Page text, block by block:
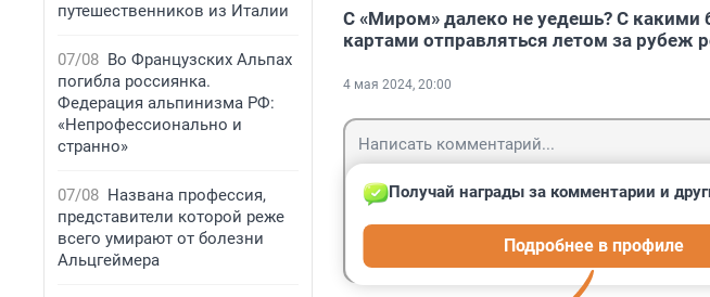
путешественников из Италии
07/08 Во Французских Альпах
погибла россиянка.
Федерация альпинизма РФ:
«Непрофессионально и
странно»
07/08 Названа профессия,
представители которой реже
всего умирают от болезни
Альцгеймера
C «Миром» далеко не уедешь? С какими
картами отправляться летом за рубеж
4 мая 2024, 20:00
Получай награды за комментарии и
Подробнее в профиле